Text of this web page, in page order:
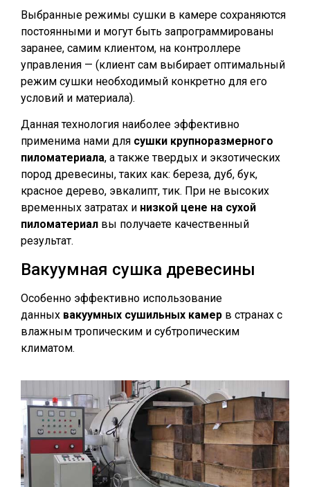
Выбранные режимы сушки в камере сохраняются
постоянными и могут быть запрограммированы
заранее, самим клиентом, на контроллере
управления — (клиент сам выбирает оптимальный
режим сушки необходимый конкретно для его
условий и материала).
Данная технология наиболее эффективно
применима нами для сушки крупноразмерного
пиломатериала, а также твердых и экзотических
пород древесины, таких как: береза, дуб, бук,
красное дерево, эвкалипт, тик. При не высоких
временных затратах и низкой цене на сухой
пиломатериал вы получаете качественный
результат.
Вакуумная сушка древесины
Особенно эффективно использование
данных вакуумных сушильных камер в странах с
влажным тропическим и субтропическим
климатом.